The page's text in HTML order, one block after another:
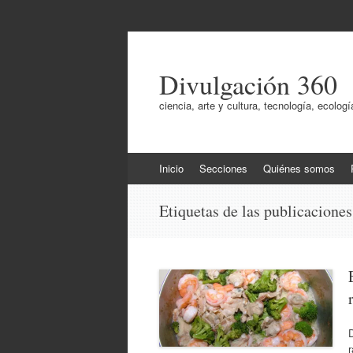
Divulgación 360
ciencia, arte y cultura, tecnología,
al
Inicio Secciones Quiénes somos
Etiquetas de las